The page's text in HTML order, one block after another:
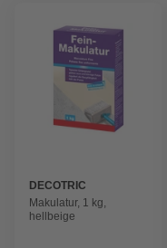
DECOTRIC
Makulatur, 1 kg,
hellbeige